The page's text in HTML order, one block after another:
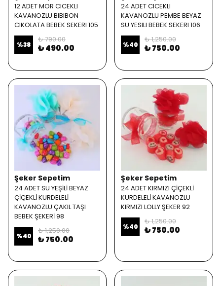
12 ADET MOR CICEKLI
KAVANOZLU BIBIBON
CIKOLATA BEBEK SEKERI 105
%38
₺ 790.00
₺ 490.00
24 ADET CICEKLI
KAVANOZLU PEMBE BEYAZ
SU YESILI BEBEK SEKERI 106
%40
₺ 1,250.00
₺ 750.00
Şeker Sepetim
24 ADET SU YEŞİLİ BEYAZ
ÇİÇEKLİ KURDELELİ
KAVANOZLU ÇAKIL TAŞI
BEBEK ŞEKERİ 98
%40
₺ 1,250.00
₺ 750.00
Şeker Sepetim
24 ADET KIRMIZI ÇİÇEKLİ
KURDELELİ KAVANOZLU
KIRMIZI LOLLY ŞEKER 92
%40
₺ 1,250.00
₺ 750.00